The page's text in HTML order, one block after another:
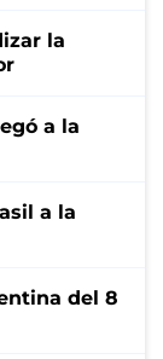
la
a la
a la
del 8